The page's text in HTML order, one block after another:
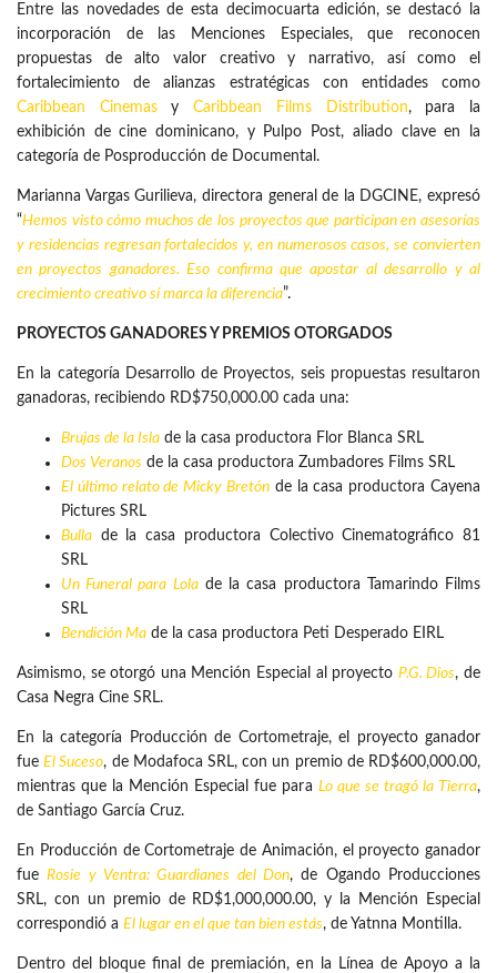
Entre las novedades de esta decimocuarta edición, se destacó la
incorporación de las Menciones Especiales, que reconocen
propuestas de alto valor creativo y narrativo, así como el
fortalecimiento de alianzas estratégicas con entidades como
Caribbean CinemasyCaribbean Films Distribution, para la
exhibición de cine dominicano, y Pulpo Post, aliado clave en la
categoría de Posproducción de Documental.
Marianna Vargas Gurilieva, directora general de la DGCINE, expresó
“Hemos visto cómo muchos de los proyectos que participan en asesorías
y residencias regresan fortalecidos y, en numerosos casos, se convierten
en proyectos ganadores. Eso confirma que apostar al desarrollo y al
crecimiento creativo sí marca la diferencia”.
PROYECTOS GANADORES Y PREMIOS OTORGADOS
En la categoría Desarrollo de Proyectos, seis propuestas resultaron
ganadoras, recibiendo RD$750,000.00 cada una:
Brujas de la Isla de la casa productora Flor Blanca SRL
Dos Veranos de la casa productora Zumbadores Films SRL
El último relato de Micky Bretón de la casa productora Cayena
Pictures SRL
Bulla de la casa productora Colectivo Cinematográfico 81
SRL
Un Funeral para Lolade la casa productora Tamarindo Films
SRL
Bendición Ma de la casa productora Peti Desperado EIRL
Asimismo, se otorgó una Mención Especial al proyecto P.G. Dios, de
Casa Negra Cine SRL.
En la categoría Producción de Cortometraje, el proyecto ganador
fueEl Suceso, de Modafoca SRL, con un premio de RD$600,000.00,
mientras que la Mención Especial fue para Lo que se tragó la Tierra,
de Santiago García Cruz.
En Producción de Cortometraje de Animación, el proyecto ganador
fueRosie y Ventra: Guardianes del Don, de Ogando Producciones
SRL, con un premio de RD$1,000,000.00, y la Mención Especial
correspondió a El lugar en el que tan bien estás, de Yatnna Montilla.
Dentro del bloque final de premiación, en la Línea de Apoyo a la